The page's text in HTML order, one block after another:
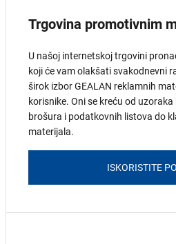
Trgovina promotivnim
U našoj internetskoj trgovini
koji će vam olakšati svakodnevni
širok izbor GEALAN reklamnih
korisnike. Oni se kreću od
brošura i podatkovnih listova do
materijala.
ISKORISTITE